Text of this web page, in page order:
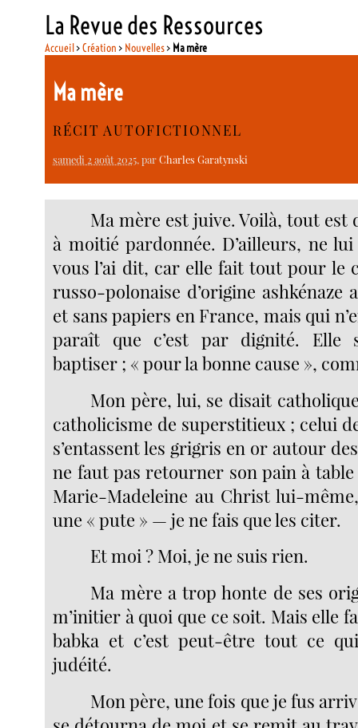
La Revue des Ressources
Accueil>Création > Nouvelles> Ma mère
Ma mère
RÉCIT AUTOFICTIONNEL
samedi 2 août 2025, parCharles Garatynski
Ma mère est juive. Voilà, tout est
à moitié pardonnée. D’ailleurs, ne
vous l’ai dit, car elle fait tout pour le
russo-polonaise d’origine ashkénaze
et sans papiers en France, mais qui
paraît que c’est par dignité. Elle
baptiser ; « pour la bonne cause »,
Mon père, lui, se disait
catholicisme de superstitieux ; celui
s’entassent les grigris en or autour
ne faut pas retourner son pain à
Marie-Madeleine au Christ lui-
une « pute » — je ne fais que les citer.
Et moi ? Moi, je ne suis rien.
Ma mère a trop honte de ses
m’initier à quoi que ce soit. Mais elle
babka et c’est peut-être tout ce
judéité.
Mon père, une fois que je fus